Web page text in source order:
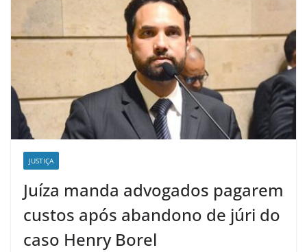
JUSTIÇA
Juíza manda advogados pagarem
custos após abandono de júri do
caso Henry Borel